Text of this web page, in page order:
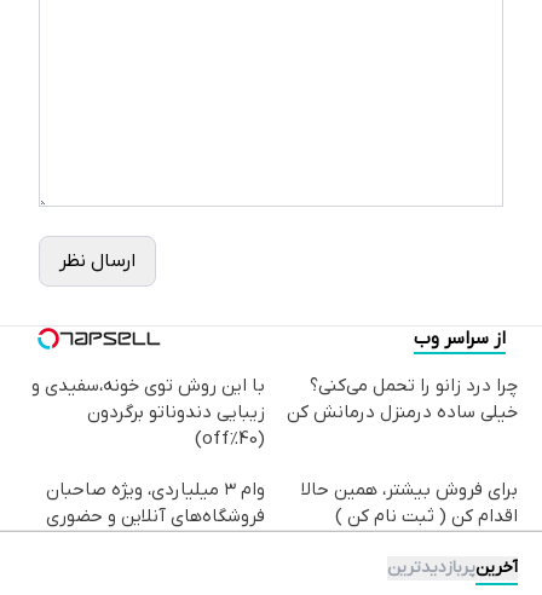
ارسال نظر
از سراسر وب
چرا درد زانو را تحمل می‌کنی؟
خیلی ساده درمنزل درمانش کن
با این روش توی خونه،سفیدی و
زیبایی دندوناتو برگردون
(40%off)
برای فروش بیشتر، همین حالا
اقدام کن ( ثبت نام کن )
وام ۳ میلیاردی، ویژه صاحبان
فروشگاه‌های آنلاین و حضوری
آخرینپربازدیدترین